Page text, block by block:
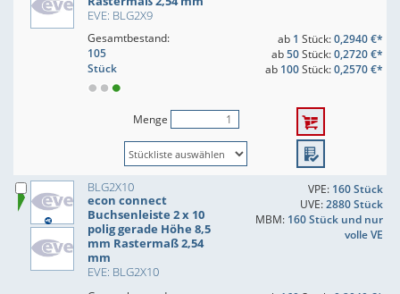
EVE: BLG2X9
Gesamtbestand:
105
Stück
ab 1 Stück:0,2940 €*
ab50Stück:0,2720 €*
ab 100Stück:0,2570 €*
Menge
BLG2X10
econ connect
Buchsenleiste 2 x 10
polig gerade Höhe 8,5
mm Rastermaß 2,54
mm
EVE: BLG2X10
VPE: 160 Stück
UVE:2880 Stück
MBM: 160 Stück und nur
volle VE